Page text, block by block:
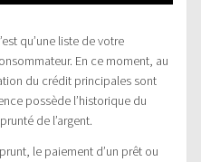
qu’une liste de votre
En ce moment, au
du crédit principales sont
possède l’historique du
de l’argent.
le paiement d’un prêt ou